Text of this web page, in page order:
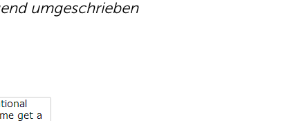
umgeschrieben